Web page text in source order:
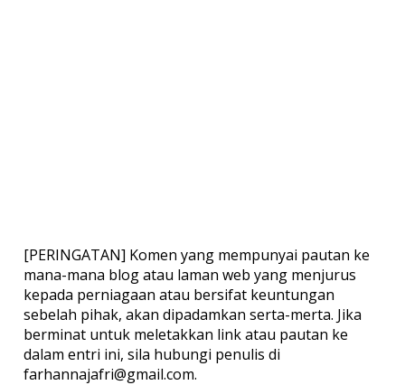
[PERINGATAN] Komen yang mempunyai pautan ke
mana-mana blog atau laman web yang menjurus
kepada perniagaan atau bersifat keuntungan
sebelah pihak, akan dipadamkan serta-merta. Jika
berminat untuk meletakkan link atau pautan ke
dalam entri ini, sila hubungi penulis di
farhannajafri@gmail.com.